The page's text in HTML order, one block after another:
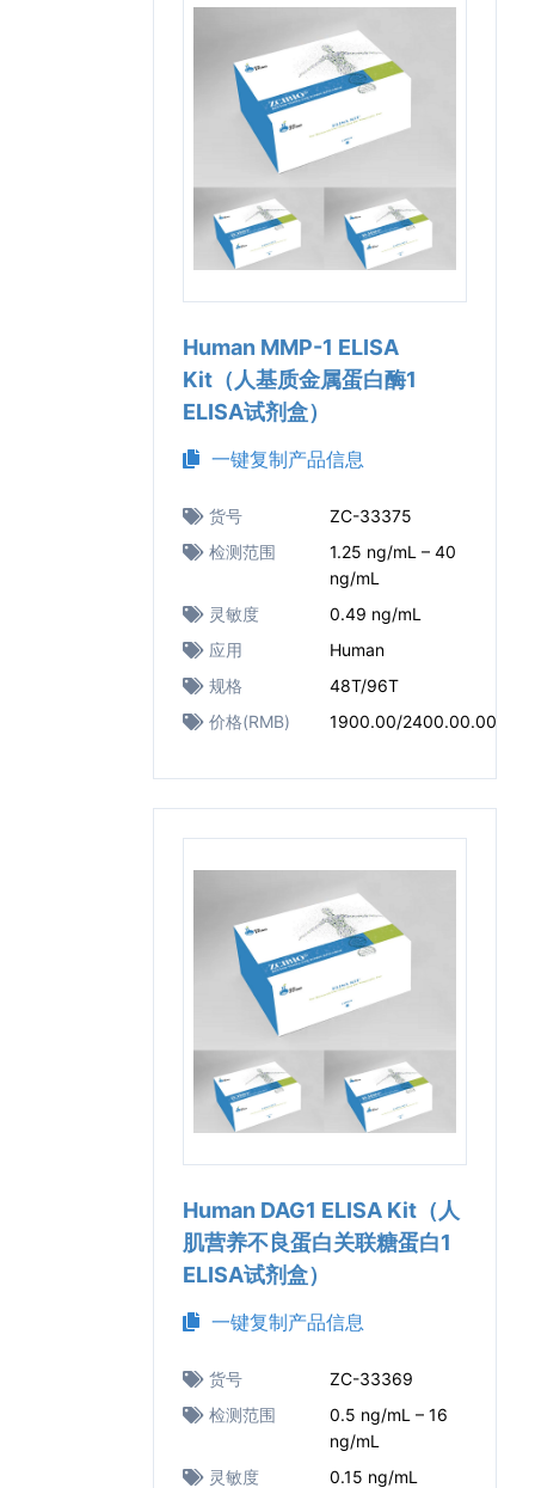
Human MMP-1 ELISA
Kit（人基质金属蛋白酶1
ELISA试剂盒）
一键复制产品信息
货号
ZC-33375
检测范围
1.25 ng/mL – 40
ng/mL
灵敏度
0.49 ng/mL
应用
Human
规格
48T/96T
价格(RMB)
1900.00/2400.00.00
Human DAG1 ELISA Kit（人
肌营养不良蛋白关联糖蛋白1
ELISA试剂盒）
一键复制产品信息
货号
ZC-33369
检测范围
0.5 ng/mL – 16
ng/mL
灵敏度
0.15 ng/mL